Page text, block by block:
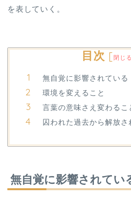
を表していく。
目次 [ 閉じる
無自覚に影響されている
環境を変えること
言葉の意味さえ変わるこ
囚われた過去から解放さ
無自覚に影響されてい